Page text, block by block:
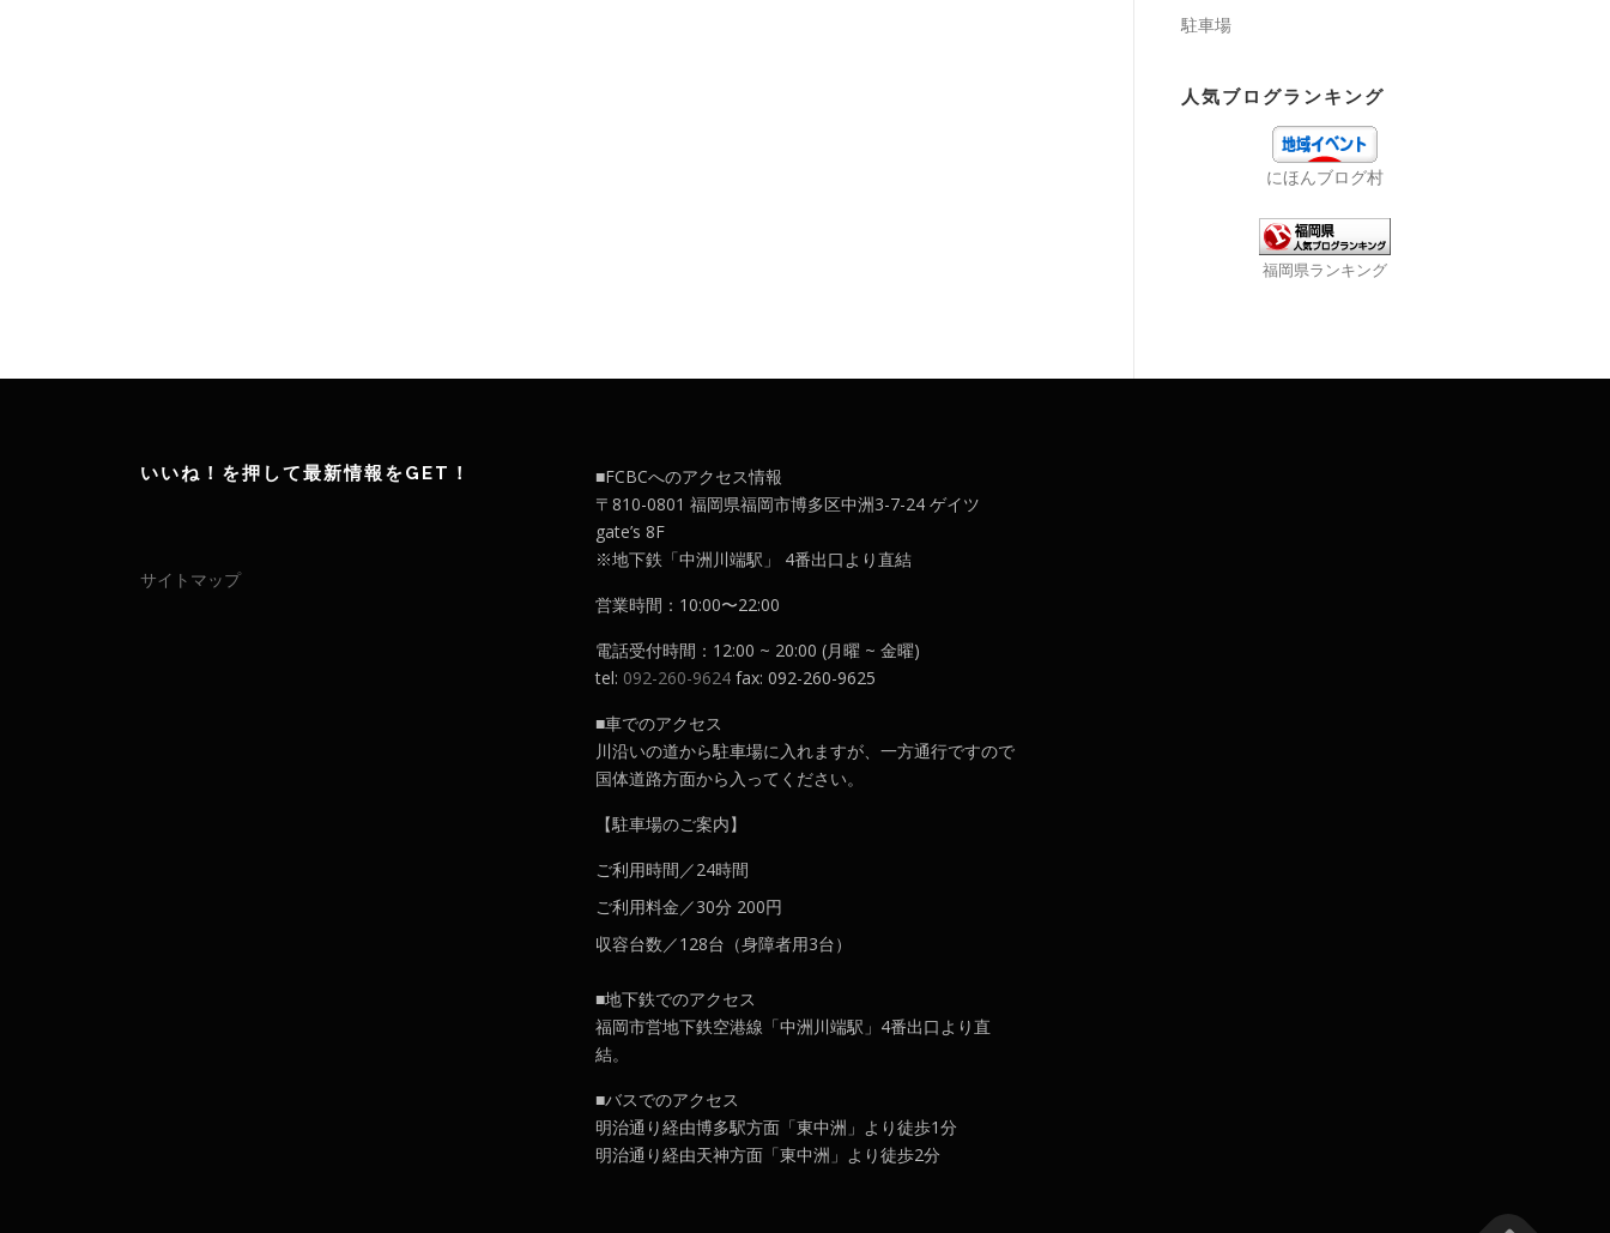
駐車場
人気ブログランキング
にほんブログ村
福岡県ランキング
いいね！を押して最新情報をGET！
サイトマップ
■FCBCへのアクセス情報
〒810-0801 福岡県福岡市博多区中洲3-7-24 ゲイツ
gate’s 8F
※地下鉄「中洲川端駅」 4番出口より直結
営業時間：10:00〜22:00
電話受付時間：12:00 ~ 20:00 (月曜 ~ 金曜)
tel: 092-260-9624 fax: 092-260-9625
■車でのアクセス
川沿いの道から駐車場に入れますが、一方通行ですので
国体道路方面から入ってください。
【駐車場のご案内】
ご利用時間／24時間
ご利用料金／30分 200円
収容台数／128台（身障者用3台）
■地下鉄でのアクセス
福岡市営地下鉄空港線「中洲川端駅」4番出口より直
結。
■バスでのアクセス
明治通り経由博多駅方面「東中洲」より徒歩1分
明治通り経由天神方面「東中洲」より徒歩2分